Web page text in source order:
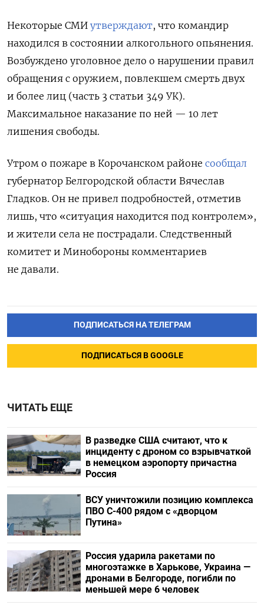
Некоторые СМИ утверждают, что командир
находился в состоянии алкогольного опьянения.
Возбуждено уголовное дело о нарушении правил
обращения с оружием, повлекшем смерть двух
и более лиц (часть 3 статьи 349 УК).
Максимальное наказание по ней — 10 лет
лишения свободы.
Утром о пожаре в Корочанском районе сообщал
губернатор Белгородской области Вячеслав
Гладков. Он не привел подробностей, отметив
лишь, что «ситуация находится под контролем»,
и жители села не пострадали. Следственный
комитет и Минобороны комментариев
не давали.
ПОДПИСАТЬСЯ НА ТЕЛЕГРАМ
ПОДПИСАТЬСЯ В GOOGLE
ЧИТАТЬ ЕЩЕ
В разведке США считают, что к
инциденту с дроном со взрывчаткой
в немецком аэропорту причастна
Россия
ВСУ уничтожили позицию комплекса
ПВО С-400 рядом с «дворцом
Путина»
Россия ударила ракетами по
многоэтажке в Харькове, Украина —
дронами в Белгороде, погибли по
меньшей мере 6 человек